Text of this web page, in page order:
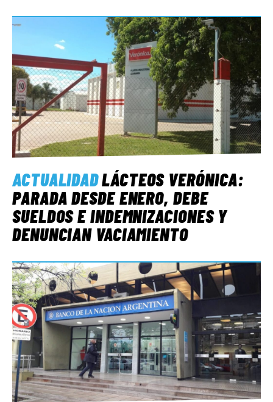
ACTUALIDADLÁCTEOS VERÓNICA:
PARADA DESDE ENERO, DEBE
SUELDOS E INDEMNIZACIONES Y
DENUNCIAN VACIAMIENTO